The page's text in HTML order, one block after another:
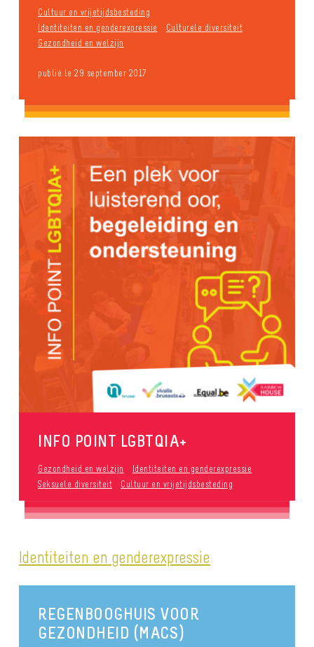
Cultuur en vrijetijdsbesteding
Identiteiten en genderexpressie
Culturele diversiteit
Gezondheid en welzijn
publié le 29 september 2017
INFO POINT LGBTQIA+
Gezondheid en welzijn
Identiteiten en genderexpressie
Seksuele diversiteit
Cultuur en vrijetijdsbesteding
Identiteiten en genderexpressie
REGENBOOGHUIS VOOR
GEZONDHEID (MACS)